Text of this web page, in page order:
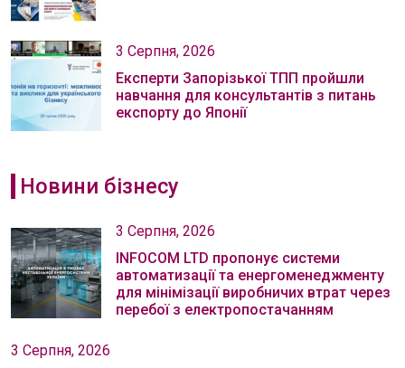
3 Серпня, 2026
Експерти Запорізької ТПП пройшли
навчання для консультантів з питань
експорту до Японії
Новини бізнесу
3 Серпня, 2026
INFOCOM LTD пропонує системи
автоматизації та енергоменеджменту
для мінімізації виробничих втрат через
перебої з електропостачанням
3 Серпня, 2026